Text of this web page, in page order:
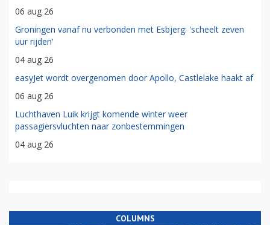
06 aug 26
Groningen vanaf nu verbonden met Esbjerg: 'scheelt zeven
uur rijden'
04 aug 26
easyJet wordt overgenomen door Apollo, Castlelake haakt af
06 aug 26
Luchthaven Luik krijgt komende winter weer
passagiersvluchten naar zonbestemmingen
04 aug 26
COLUMNS